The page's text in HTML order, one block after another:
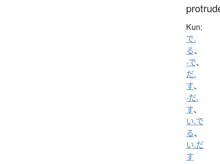
Kun:
で.
る、
-で、
だ.
す、
-だ.
す、
い.で
る、
い.だ
す